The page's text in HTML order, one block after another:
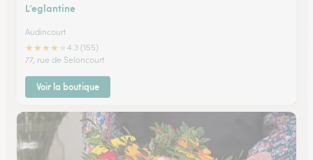
L’eglantine
Audincourt
★★★★
4.3 (155)
77, rue de Seloncourt
Voir la boutique